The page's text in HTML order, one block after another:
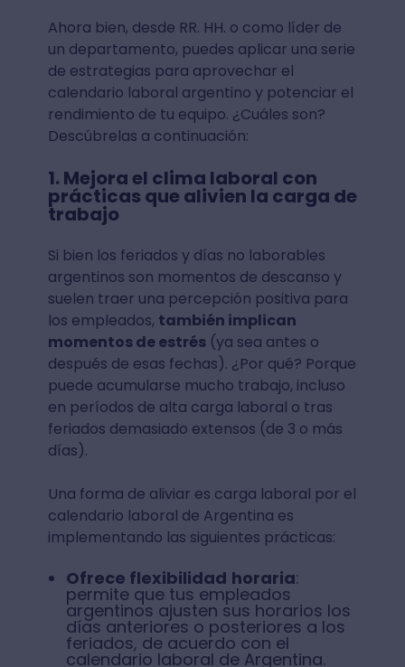
Ahora bien, desde RR. HH. o como líder de
un departamento, puedes aplicar una serie
de estrategias para aprovechar el
calendario laboral argentino y potenciar el
rendimiento de tu equipo. ¿Cuáles son?
Descúbrelas a continuación:
1. Mejora el clima laboral con
prácticas que alivien la carga de
trabajo
Si bien los feriados y días no laborables
argentinos son momentos de descanso y
suelen traer una percepción positiva para
los empleados, también implican
momentos de estrés(ya sea antes o
después de esas fechas). ¿Por qué? Porque
puede acumularse mucho trabajo, incluso
en períodos de alta carga laboral o tras
feriados demasiado extensos (de 3 o más
días).
Una forma de aliviar es carga laboral por el
calendario laboral de Argentina es
implementando las siguientes prácticas:
Ofrece flexibilidad horaria:
permite que tus empleados
argentinos ajusten sus horarios los
días anteriores o posteriores a los
feriados, de acuerdo con el
calendario laboral de Argentina.